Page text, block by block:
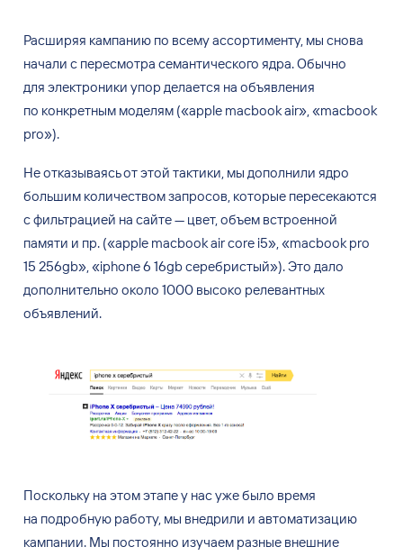
Расширяя кампанию по всему ассортименту, мы снова
начали с пересмотра семантического ядра. Обычно
для электроники упор делается на объявления
по конкретным моделям («apple macbook air»,«macbook
pro»).
Неотказываясь отэтой тактики, мы дополнили ядро
большим количеством запросов, которые пересекаются
сфильтрацией на сайте—цвет, объем встроенной
памяти и пр. («apple macbook air core i5», «macbook pro
15 256gb», «iphone 6 16gb серебристый»). Это дало
дополнительно около 1000 высоко релевантных
объявлений.
Поскольку на этом этапе у нас уже было время
на подробную работу, мы внедрили и автоматизацию
кампании. Мы постоянно изучаем разные внешние